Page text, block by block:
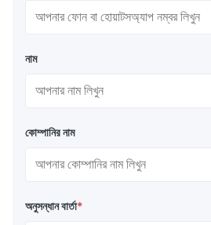
নাম
কোম্পানির নাম
অনুসন্ধান বার্তা*